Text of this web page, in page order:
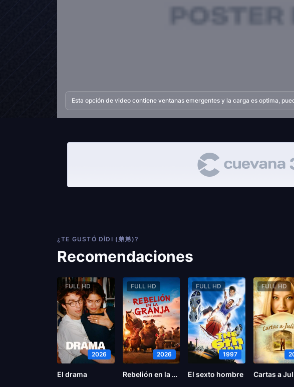
Esta opción de video contiene ventanas emergentes y la carga es optima,
¿TE GUSTÓ DÌDI (弟弟)?
Recomendaciones
FULL HD
2026
El drama
FULL HD
2026
Rebelión en la Granja
FULL HD
1997
El sexto hombre
FULL HD
Cartas a